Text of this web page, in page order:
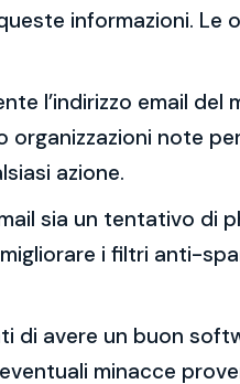
informazioni. Le
l’indirizzo email
organizzazioni note
azione.
sia un tentativo di
i filtri anti-
di avere un buon
minacce